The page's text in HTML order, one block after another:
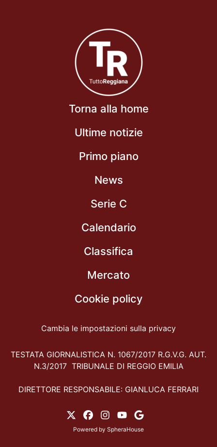
Torna alla home
Ultime notizie
Primo piano
News
Serie C
Calendario
Classifica
Mercato
Cookie policy
Cambia le impostazioni sulla privacy
TESTATA GIORNALISTICA N. 1067/2017 R.G.V.G. AUT.
N.3/2017 TRIBUNALE DI REGGIO EMILIA
DIRETTORE RESPONSABILE: GIANLUCA FERRARI
Powered by SpheraHouse